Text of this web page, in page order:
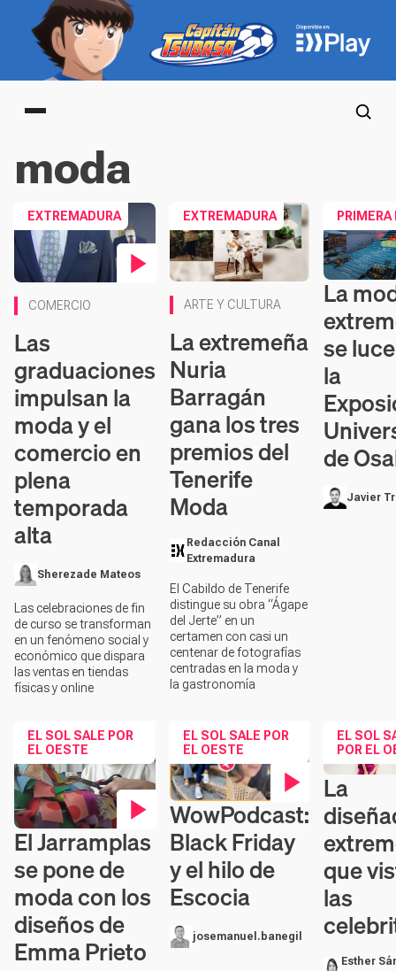
Main menu
moda
EXTREMADURA
COMERCIO
Las
graduaciones
impulsan la
moda y el
comercio en
plena
temporada
alta
Sherezade Mateos
Las celebraciones de fin
de curso se transforman
en un fenómeno social y
económico que dispara
las ventas en tiendas
físicas y online
EXTREMADURA
ARTE Y CULTURA
La extremeña
Nuria
Barragán
gana los tres
premios del
Tenerife
Moda
Redacción Canal
Extremadura
El Cabildo de Tenerife
distingue su obra “Ágape
del Jerte” en un
certamen con casi un
centenar de fotografías
centradas en la moda y
la gastronomía
PRIMERA
Contenido
La
se
la
de
Javier
EL SOL SALE POR
EL OESTE
Contenido en vídeo
El Jarramplas
se pone de
moda con los
diseños de
Emma Prieto
EL SOL SALE POR
EL OESTE
Contenido en vídeo
WowPodcast:
Black Friday
y el hilo de
Escocia
josemanuel.banegil
EL SOL
POR EL
Contenido
La
que
las
Esther